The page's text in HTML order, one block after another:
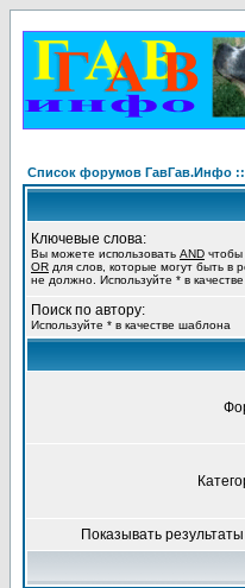
Список форумов ГавГав.Инфо
Ключевые слова:
Вы можете использовать AND чтобы
OR для слов, которые могут быть в
не должно. Используйте * в
Поиск по автору:
Используйте * в качестве шаблона
Показывать результаты